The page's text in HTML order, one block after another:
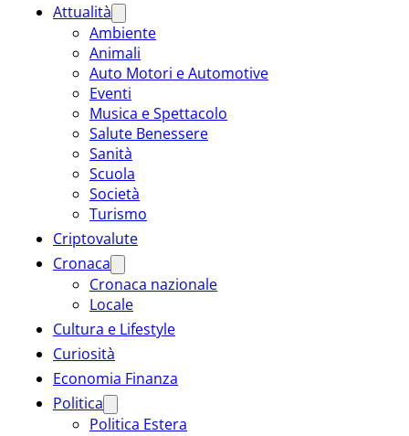
Attualità
Ambiente
Animali
Auto Motori e Automotive
Eventi
Musica e Spettacolo
Salute Benessere
Sanità
Scuola
Società
Turismo
Criptovalute
Cronaca
Cronaca nazionale
Locale
Cultura e Lifestyle
Curiosità
Economia Finanza
Politica
Politica Estera